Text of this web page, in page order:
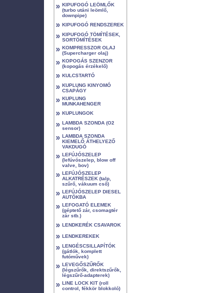
» KIPUFOGÓ LEÖMLŐK
(turbo utáni leömlő,
downpipe)
» KIPUFOGÓ RENDSZEREK
» KIPUFOGÓ TÖMÍTÉSEK,
SORTÖMÍTÉSEK
» KOMPRESSZOR OLAJ
(Supercharger olaj)
» KOPOGÁS SZENZOR
(kopogás érzékelő)
» KULCSTARTÓ
» KUPLUNG KINYOMÓ
CSAPÁGY
» KUPLUNG
MUNKAHENGER
» KUPLUNGOK
» LAMBDA SZONDA (O2
sensor)
» LAMBDA SZONDA
KIEMELŐ ÁTHELYEZŐ
VAKDUGÓ
» LEFÚJÓSZELEP
(lefúvószelep, blow off
valve, bov)
» LEFÚJÓSZELEP
ALKATRÉSZEK (talp,
szűrő, vákuum cső)
» LEFÚJÓSZELEP DIESEL
AUTÓKBA
» LEFOGATÓ ELEMEK
(géptető zár, csomagtér
zár stb.)
» LENDKERÉK CSAVAROK
» LENDKEREKEK
» LENGÉSCSILLAPÍTÓK
(gátlók, komplett
futóművek)
» LEVEGŐSZŰRŐK
(légszűrők, direktszűrők,
légszűrő-adapterek)
» LINE LOCK KIT (roll
control, fékkör blokkoló)